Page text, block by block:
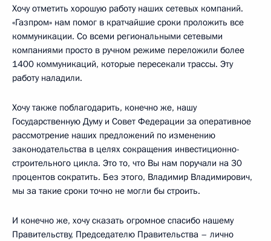
Хочу отметить хорошую работу наших сетевых компаний.
«Газпром» нам помог в кратчайшие сроки проложить все
коммуникации. Со всеми региональными сетевыми
компаниями просто в ручном режиме переложили более
1400 коммуникаций, которые пересекали трассы. Эту
работу наладили.
Хочу также поблагодарить, конечно же, нашу
Государственную Думу и Совет Федерации за оперативное
рассмотрение наших предложений по изменению
законодательства в целях сокращения инвестиционно-
строительного цикла. Это то, что Вы нам поручали на 30
процентов сократить. Без этого, Владимир Владимирович,
мы за такие сроки точно не могли бы строить.
И конечно же, хочу сказать огромное спасибо нашему
Правительству, Председателю Правительства – лично